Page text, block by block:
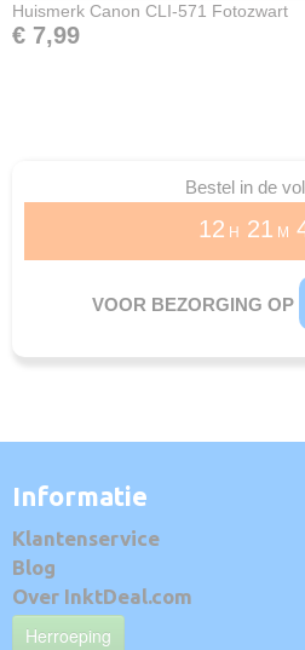
Huismerk Canon CLI-571 Fotozwart
€ 7,99
Bestel in de
12 H 21 M
VOOR BEZORGING OP
Informatie
Klantenservice
Blog
Over InktDeal.com
Herroeping